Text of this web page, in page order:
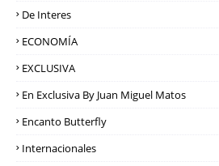
De Interes
ECONOMÍA
EXCLUSIVA
En Exclusiva By Juan Miguel Matos
Encanto Butterfly
Internacionales